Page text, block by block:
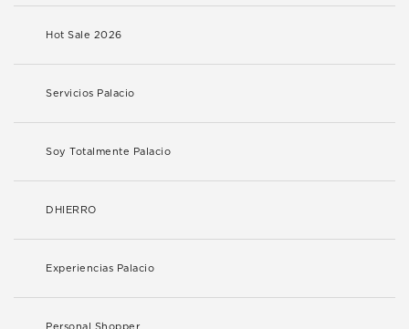
Hot Sale 2026
Servicios Palacio
Soy Totalmente Palacio
DHIERRO
Experiencias Palacio
Personal Shopper